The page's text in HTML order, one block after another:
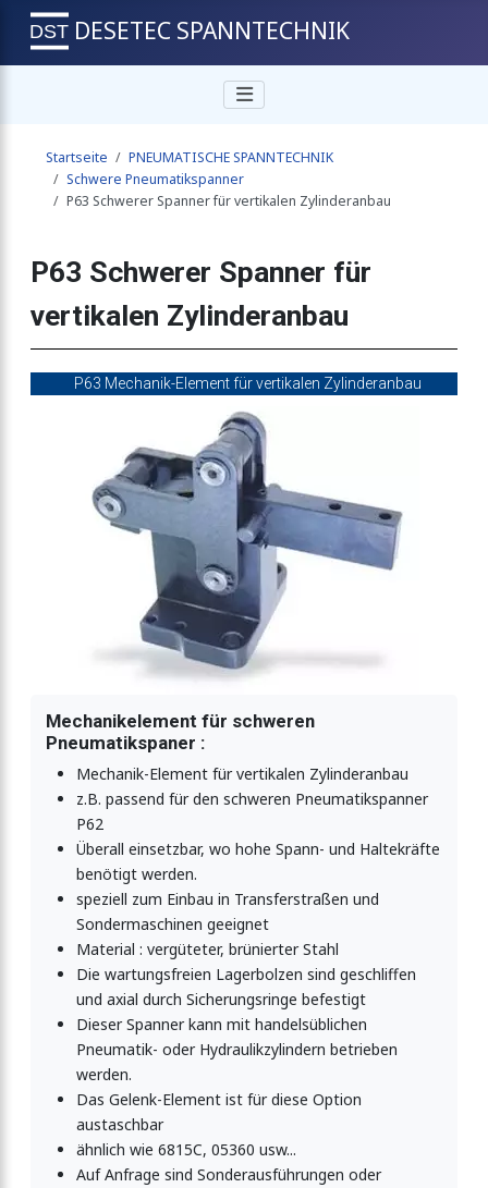
horizontaler Zylinderanbau
Zylinderanbau
Zylinderanbau
mit umsteckbarem Handhebel
DESETEC SPANNTECHNIK
Startseite
PNEUMATISCHE SPANNTECHNIK
Schwere Pneumatikspanner
P63 Schwerer Spanner für vertikalen Zylinderanbau
P63 Schwerer Spanner für
vertikalen Zylinderanbau
P63 Mechanik-Element für vertikalen Zylinderanbau
Mechanikelement für schweren
Pneumatikspaner :
Mechanik-Element für vertikalen Zylinderanbau
z.B. passend für den schweren Pneumatikspanner
P62
Überall einsetzbar, wo hohe Spann- und Haltekräfte
benötigt werden.
speziell zum Einbau in Transferstraßen und
Sondermaschinen geeignet
Material : vergüteter, brünierter Stahl
Die wartungsfreien Lagerbolzen sind geschliffen
und axial durch Sicherungsringe befestigt
Dieser Spanner kann mit handelsüblichen
Pneumatik- oder Hydraulikzylindern betrieben
werden.
Das Gelenk-Element ist für diese Option
austaschbar
ähnlich wie 6815C, 05360 usw...
Auf Anfrage sind Sonderausführungen oder